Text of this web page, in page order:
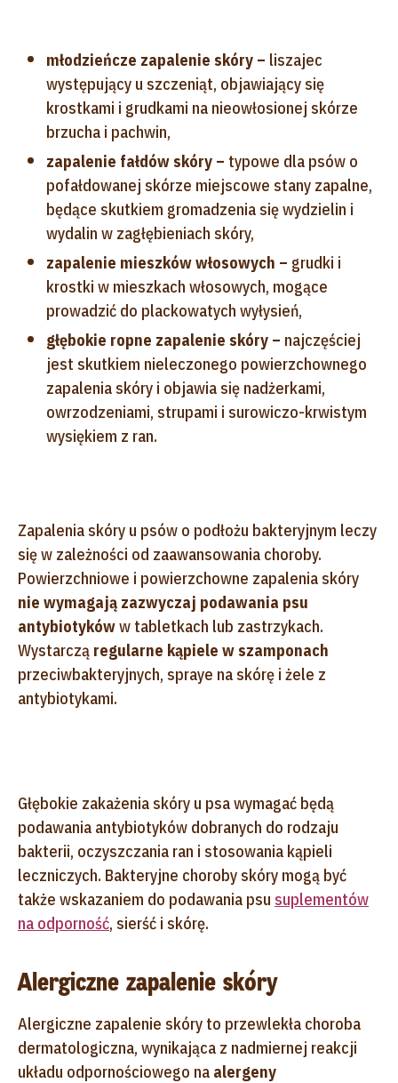
młodzieńcze zapalenie skóry – liszajec
występujący u szczeniąt, objawiający się
krostkami i grudkami na nieowłosionej skórze
brzucha i pachwin,
zapalenie fałdów skóry – typowe dla psów o
pofałdowanej skórze miejscowe stany zapalne,
będące skutkiem gromadzenia się wydzielin i
wydalin w zagłębieniach skóry,
zapalenie mieszków włosowych – grudki i
krostki w mieszkach włosowych, mogące
prowadzić do plackowatych wyłysień,
głębokie ropne zapalenie skóry – najczęściej
jest skutkiem nieleczonego powierzchownego
zapalenia skóry i objawia się nadżerkami,
owrzodzeniami, strupami i surowiczo-krwistym
wysiękiem z ran.
Zapalenia skóry u psów o podłożu bakteryjnym leczy
się w zależności od zaawansowania choroby.
Powierzchniowe i powierzchowne zapalenia skóry
nie wymagają zazwyczaj podawania psu
antybiotykóww tabletkach lub zastrzykach.
Wystarczą regularne kąpiele w szamponach
przeciwbakteryjnych, spraye na skórę i żele z
antybiotykami.
Głębokie zakażenia skóry u psa wymagać będą
podawania antybiotyków dobranych do rodzaju
bakterii, oczyszczania ran i stosowania kąpieli
leczniczych. Bakteryjne choroby skóry mogą być
także wskazaniem do podawania psu suplementów
na odporność, sierść i skórę.
Alergiczne zapalenie skóry
Alergiczne zapalenie skóry to przewlekła choroba
dermatologiczna, wynikająca z nadmiernej reakcji
układu odpornościowego na alergeny